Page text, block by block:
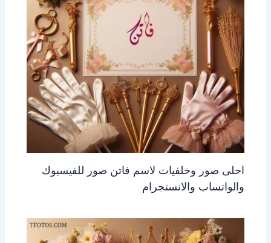
احلى صور وخلفيات لاسم فاتن صور للفيسبوك
والواتساب والانستجرام